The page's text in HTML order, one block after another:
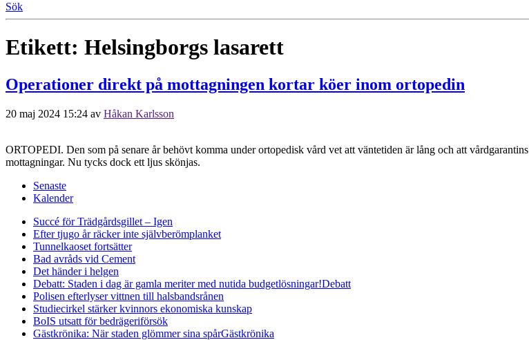
Sök
Etikett: Helsingborgs lasarett
Operationer direkt på mottagningen kortar köer inom ortopedin
20 maj 2024 15:24 av Håkan Karlsson
ORTOPEDI. Den som på senare år behövt komma under ortopedisk vård vet att väntetiden är lång och att
mottagningar. Nu tycks dock ett ljus skönjas.
Senaste
Kalender
Succé för Trädgårdsgillet – Igen
Efter tjugo år räcker inte självberömplanket
Tunnelkaoset fortsätter
Bad avråds vid Cement
Det händer i helgen
Debatt: Staden i dag är gamla meriter med nutida budgetlösningar!Debatt
Polisen efterlyser vittnen till halsbandsrånen
Studiecirkel stärker kvinnors ekonomiska kunskap
BoIS utsatt för bedrägeriförsök
Gästkrönika: När staden glömmer sina spårGästkrönika